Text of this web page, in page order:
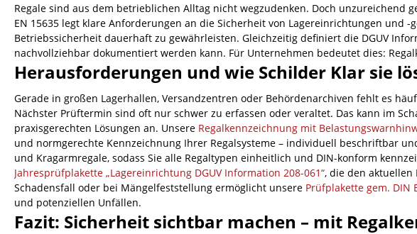
Regale sind aus dem betrieblichen Alltag nicht wegzudenken. Doch unzureichend
EN 15635 legt klare Anforderungen an die Sicherheit von Lagereinrichtungen und
Betriebssicherheit dauerhaft zu gewährleisten. Gleichzeitig definiert die DGUV
nachvollziehbar dokumentiert werden kann. Für Unternehmen bedeutet dies:
Herausforderungen und wie Schilder Klar sie
Gerade in großen Lagerhallen, Versandzentren oder Behördenarchiven fehlt es
Nächster Prüftermin sind oft nur schwer zu erfassen oder veraltet. Das kann im
praxisgerechten Lösungen an. Unsere Regalkennzeichnung mit
und normgerechte Kennzeichnung Ihrer Regalsysteme – individuell beschriftbar
und Kragarmregale, sodass Sie alle Regaltypen einheitlich und DIN-konform
Jahresprüfplakette „Lagereinrichtung DGUV Information 208-061“, die den
Schadensfall oder bei Mängelfeststellung ermöglicht unsere Prüfplakette gem. DIN
und potenziellen Unfällen.
Fazit: Sicherheit sichtbar machen – mit